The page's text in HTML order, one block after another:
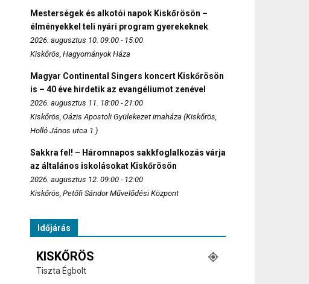
Mesterségek és alkotói napok Kiskőrösön –
élményekkel teli nyári program gyerekeknek
2026. augusztus 10. 09:00 - 15:00
Kiskőrös, Hagyományok Háza
Magyar Continental Singers koncert Kiskőrösön
is – 40 éve hirdetik az evangéliumot zenével
2026. augusztus 11. 18:00 - 21:00
Kiskőrös, Oázis Apostoli Gyülekezet imaháza (Kiskőrös,
Holló János utca 1.)
Sakkra fel! – Háromnapos sakkfoglalkozás várja
az általános iskolásokat Kiskőrösön
2026. augusztus 12. 09:00 - 12:00
Kiskőrös, Petőfi Sándor Művelődési Központ
Időjárás
KISKŐRÖS
Tiszta Égbolt